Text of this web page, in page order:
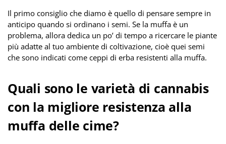
Il primo consiglio che diamo è quello di pensare sempre in
anticipo quando si ordinano i semi. Se la muffa è un
problema, allora dedica un po’ di tempo a ricercare le piante
più adatte al tuo ambiente di coltivazione, cioè quei semi
che sono indicati come ceppi di erba resistenti alla muffa.
Quali sono le varietà di cannabis
con la migliore resistenza alla
muffa delle cime?